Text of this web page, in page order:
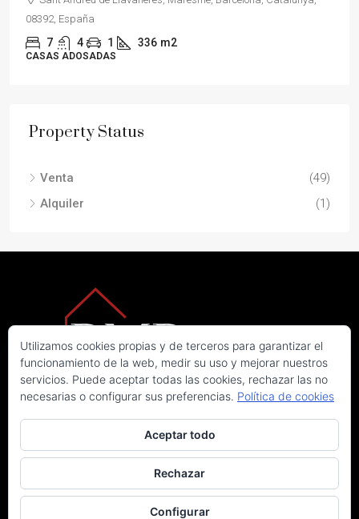
08392, España
7 4 1 336 m2
CASAS ADOSADAS
Property Status
Venta
(49)
Alquiler
(1)
© RMP Real Estate. Todos los derechos reservados
Política de privacidad
Utilizamos cookies propias y de terceros para garantizar el
funcionamiento de la web, medir su uso y mejorar nuestros
servicios. Puede aceptar todas las cookies, rechazar las no
necesarias o configurar sus preferencias. Política de cookies
Aceptar todo
Rechazar
Configurar